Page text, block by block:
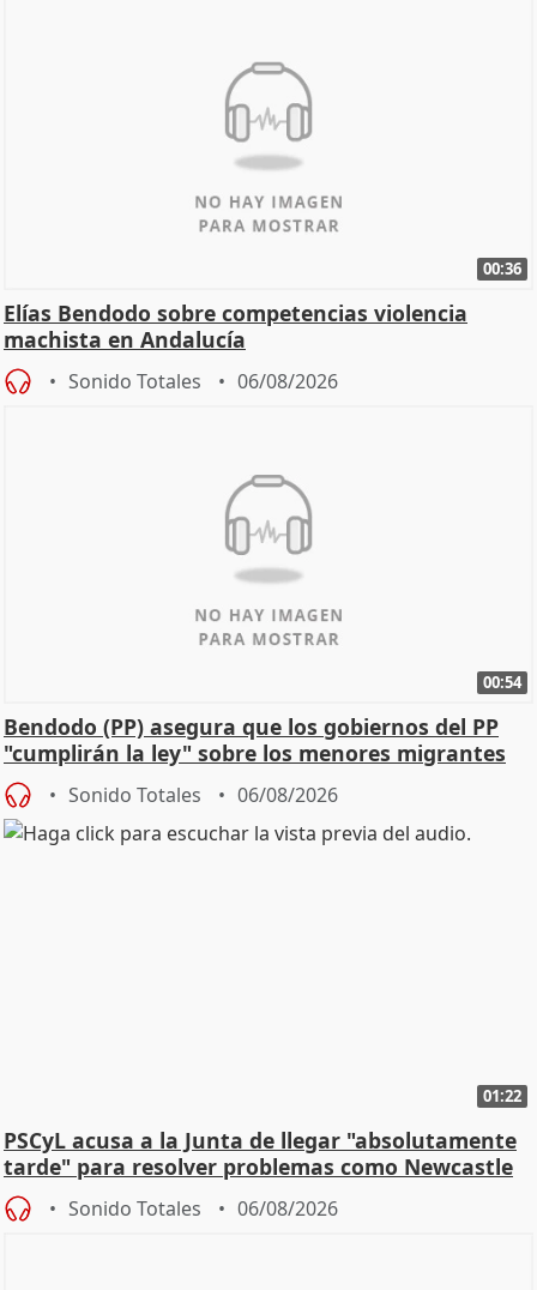
00:36
Elías Bendodo sobre competencias violencia
machista en Andalucía
Sonido Totales 06/08/2026
00:54
Bendodo (PP) asegura que los gobiernos del PP
"cumplirán la ley" sobre los menores migrantes
Sonido Totales 06/08/2026
01:22
PSCyL acusa a la Junta de llegar "absolutamente
tarde" para resolver problemas como Newcastle
Sonido Totales 06/08/2026